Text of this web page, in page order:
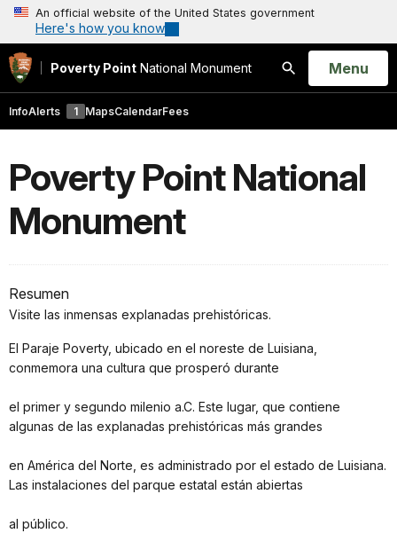
An official website of the United States government
Here's how you know
Poverty Point National Monument
Search
Open
Menu
InfoAlerts 1 MapsCalendarFees
Poverty Point National
Monument
Resumen
Visite las inmensas explanadas prehistóricas.
El Paraje Poverty, ubicado en el noreste de Luisiana,
conmemora una cultura que prosperó durante
el primer y segundo milenio a.C. Este lugar, que contiene
algunas de las explanadas prehistóricas más grandes
en América del Norte, es administrado por el estado de Luisiana.
Las instalaciones del parque estatal están abiertas
al público.